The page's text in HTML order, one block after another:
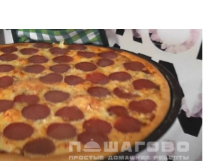
домашних условиях